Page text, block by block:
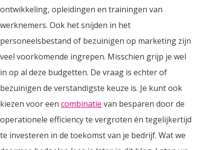
ontwikkeling, opleidingen en trainingen van
werknemers. Ook het snijden in het
personeelsbestand of bezuinigen op marketing zijn
veel voorkomende ingrepen. Misschien grijp je wel
in op al deze budgetten. De vraag is echter of
bezuinigen de verstandigste keuze is. Je kunt ook
kiezen voor een combinatie van besparen door de
operationele efficiency te vergroten én tegelijkertijd
te investeren in de toekomst van je bedrijf. Wat we